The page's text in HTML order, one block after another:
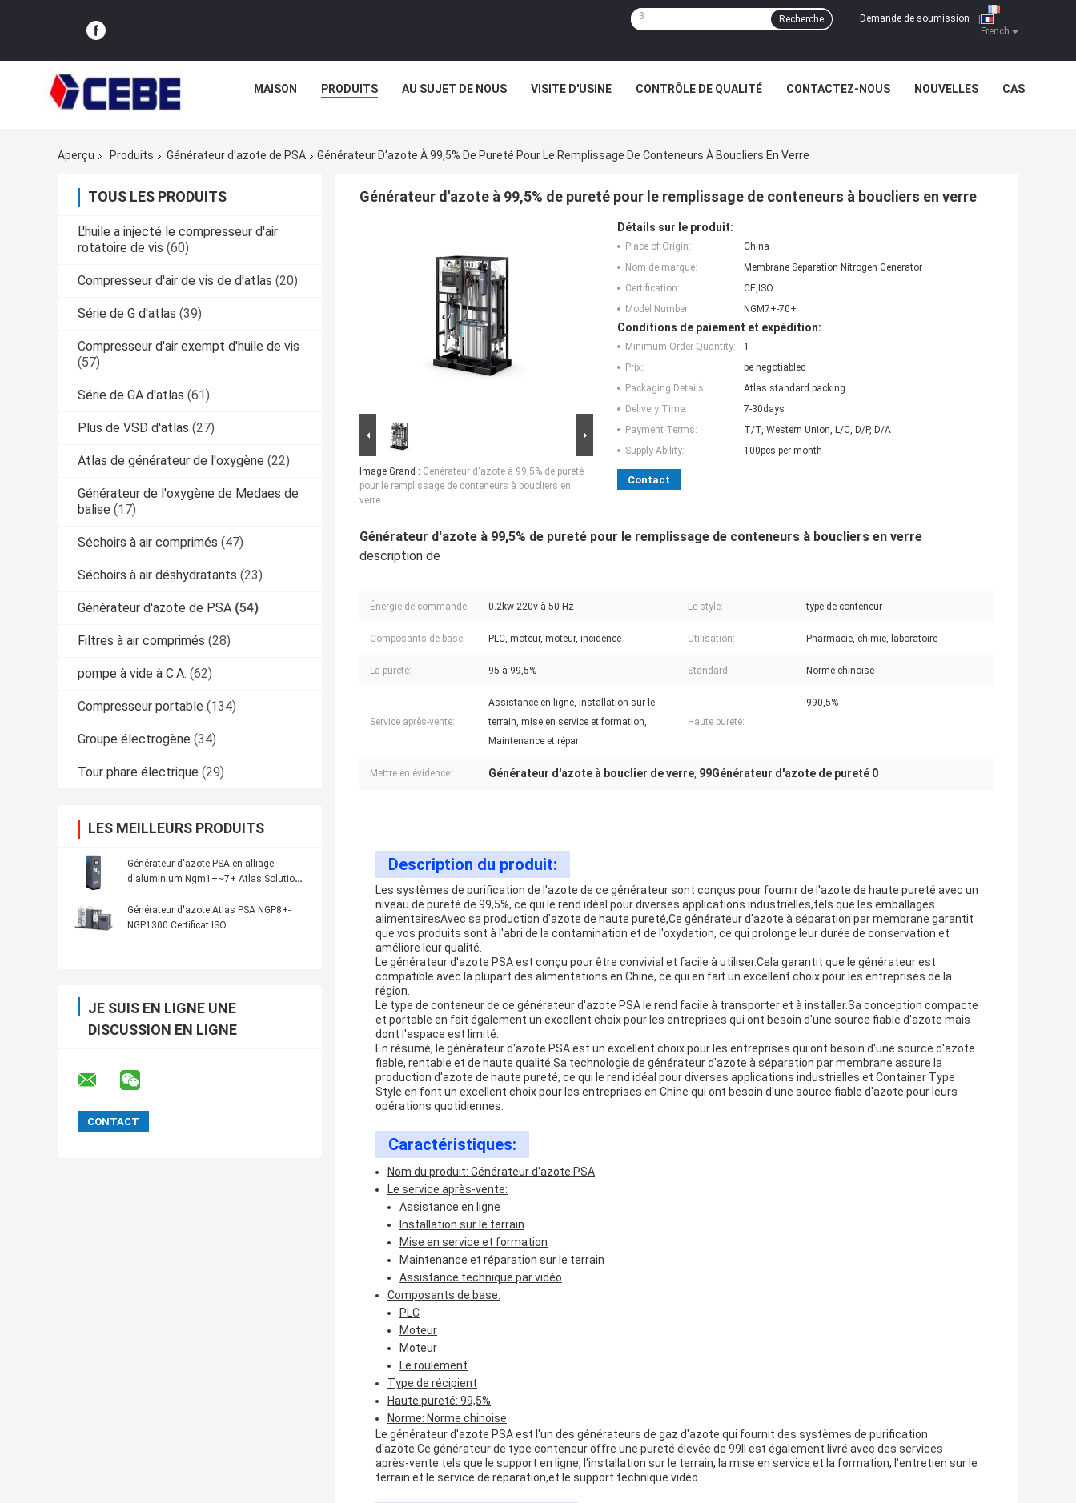
French
Demande de soumission
Recherche
MAISON PRODUITS AU SUJET DE NOUS VISITE D'USINE CONTRÔLE DE QUALITÉ CONTACTEZ-NOUS NOUVELLES CAS
Aperçu Produits Générateur d'azote de PSA Générateur D'azote À 99,5% De Pureté Pour Le Remplissage De Conteneurs À Boucliers En Verre
TOUS LES PRODUITS
L'huile a injecté le compresseur d'air
rotatoire de vis (60)
Compresseur d'air de vis de d'atlas (20)
Série de G d'atlas (39)
Compresseur d'air exempt d'huile de vis
(57)
Série de GA d'atlas (61)
Plus de VSD d'atlas (27)
Atlas de générateur de l'oxygène (22)
Générateur de l'oxygène de Medaes de
balise (17)
Séchoirs à air comprimés (47)
Séchoirs à air déshydratants (23)
Générateur d'azote de PSA (54)
Filtres à air comprimés (28)
pompe à vide à C.A. (62)
Compresseur portable (134)
Groupe électrogène (34)
Tour phare électrique (29)
LES MEILLEURS PRODUITS
Générateur d'azote PSA en alliage
d'aluminium Ngm1+~7+ Atlas Solution
Générateur d'azote Atlas PSA NGP8+-
NGP1300 Certificat ISO
JE SUIS EN LIGNE UNE
DISCUSSION EN LIGNE
Générateur d'azote à 99,5% de pureté pour le remplissage de conteneurs à boucliers en verre
Image Grand : Générateur d'azote à 99,5% de pureté
pour le remplissage de conteneurs à boucliers en
verre
Détails sur le produit:
Place of Origin:
China
Nom de marque:
Membrane Separation Nitrogen Generator
Certification:
CE,ISO
Model Number:
NGM7+-70+
Conditions de paiement et expédition:
Minimum Order Quantity:
1
Prix:
be negotiabled
Packaging Details:
Atlas standard packing
Delivery Time:
7-30days
Payment Terms:
T/T, Western Union, L/C, D/P, D/A
Supply Ability:
100pcs per month
Contact
Générateur d'azote à 99,5% de pureté pour le remplissage de conteneurs à boucliers en verre
description de
Énergie de commande: 0.2kw 220v à 50 Hz Le style: type de conteneur
Composants de base: PLC, moteur, moteur, incidence Utilisation: Pharmacie, chimie, laboratoire
La pureté: 95 à 99,5% Standard: Norme chinoise
Service après-vente:
Assistance en ligne, Installation sur le
terrain, mise en service et formation,
Maintenance et répar
Haute pureté:
990,5%
Mettre en évidence: Générateur d'azote à bouclier de verre, 99Générateur d'azote de pureté 0
Description du produit:
Les systèmes de purification de l'azote de ce générateur sont conçus pour fournir de l'azote de haute pureté avec un
niveau de pureté de 99,5%, ce qui le rend idéal pour diverses applications industrielles,tels que les emballages
alimentairesAvec sa production d'azote de haute pureté,Ce générateur d'azote à séparation par membrane garantit
que vos produits sont à l'abri de la contamination et de l'oxydation, ce qui prolonge leur durée de conservation et
améliore leur qualité.
Le générateur d'azote PSA est conçu pour être convivial et facile à utiliser.Cela garantit que le générateur est
compatible avec la plupart des alimentations en Chine, ce qui en fait un excellent choix pour les entreprises de la
région.
Le type de conteneur de ce générateur d'azote PSA le rend facile à transporter et à installer.Sa conception compacte
et portable en fait également un excellent choix pour les entreprises qui ont besoin d'une source fiable d'azote mais
dont l'espace est limité.
En résumé, le générateur d'azote PSA est un excellent choix pour les entreprises qui ont besoin d'une source d'azote
fiable, rentable et de haute qualité.Sa technologie de générateur d'azote à séparation par membrane assure la
production d'azote de haute pureté, ce qui le rend idéal pour diverses applications industrielles.et Container Type
Style en font un excellent choix pour les entreprises en Chine qui ont besoin d'une source fiable d'azote pour leurs
opérations quotidiennes.
Caractéristiques:
Nom du produit: Générateur d'azote PSA
Le service après-vente:
Assistance en ligne
Installation sur le terrain
Mise en service et formation
Maintenance et réparation sur le terrain
Assistance technique par vidéo
Composants de base:
PLC
Moteur
Moteur
Le roulement
Type de récipient
Haute pureté: 99,5%
Norme: Norme chinoise
Le générateur d'azote PSA est l'un des générateurs de gaz d'azote qui fournit des systèmes de purification
d'azote.Ce générateur de type conteneur offre une pureté élevée de 99Il est également livré avec des services
après-vente tels que le support en ligne, l'installation sur le terrain, la mise en service et la formation, l'entretien sur le
terrain et le service de réparation,et le support technique vidéo.